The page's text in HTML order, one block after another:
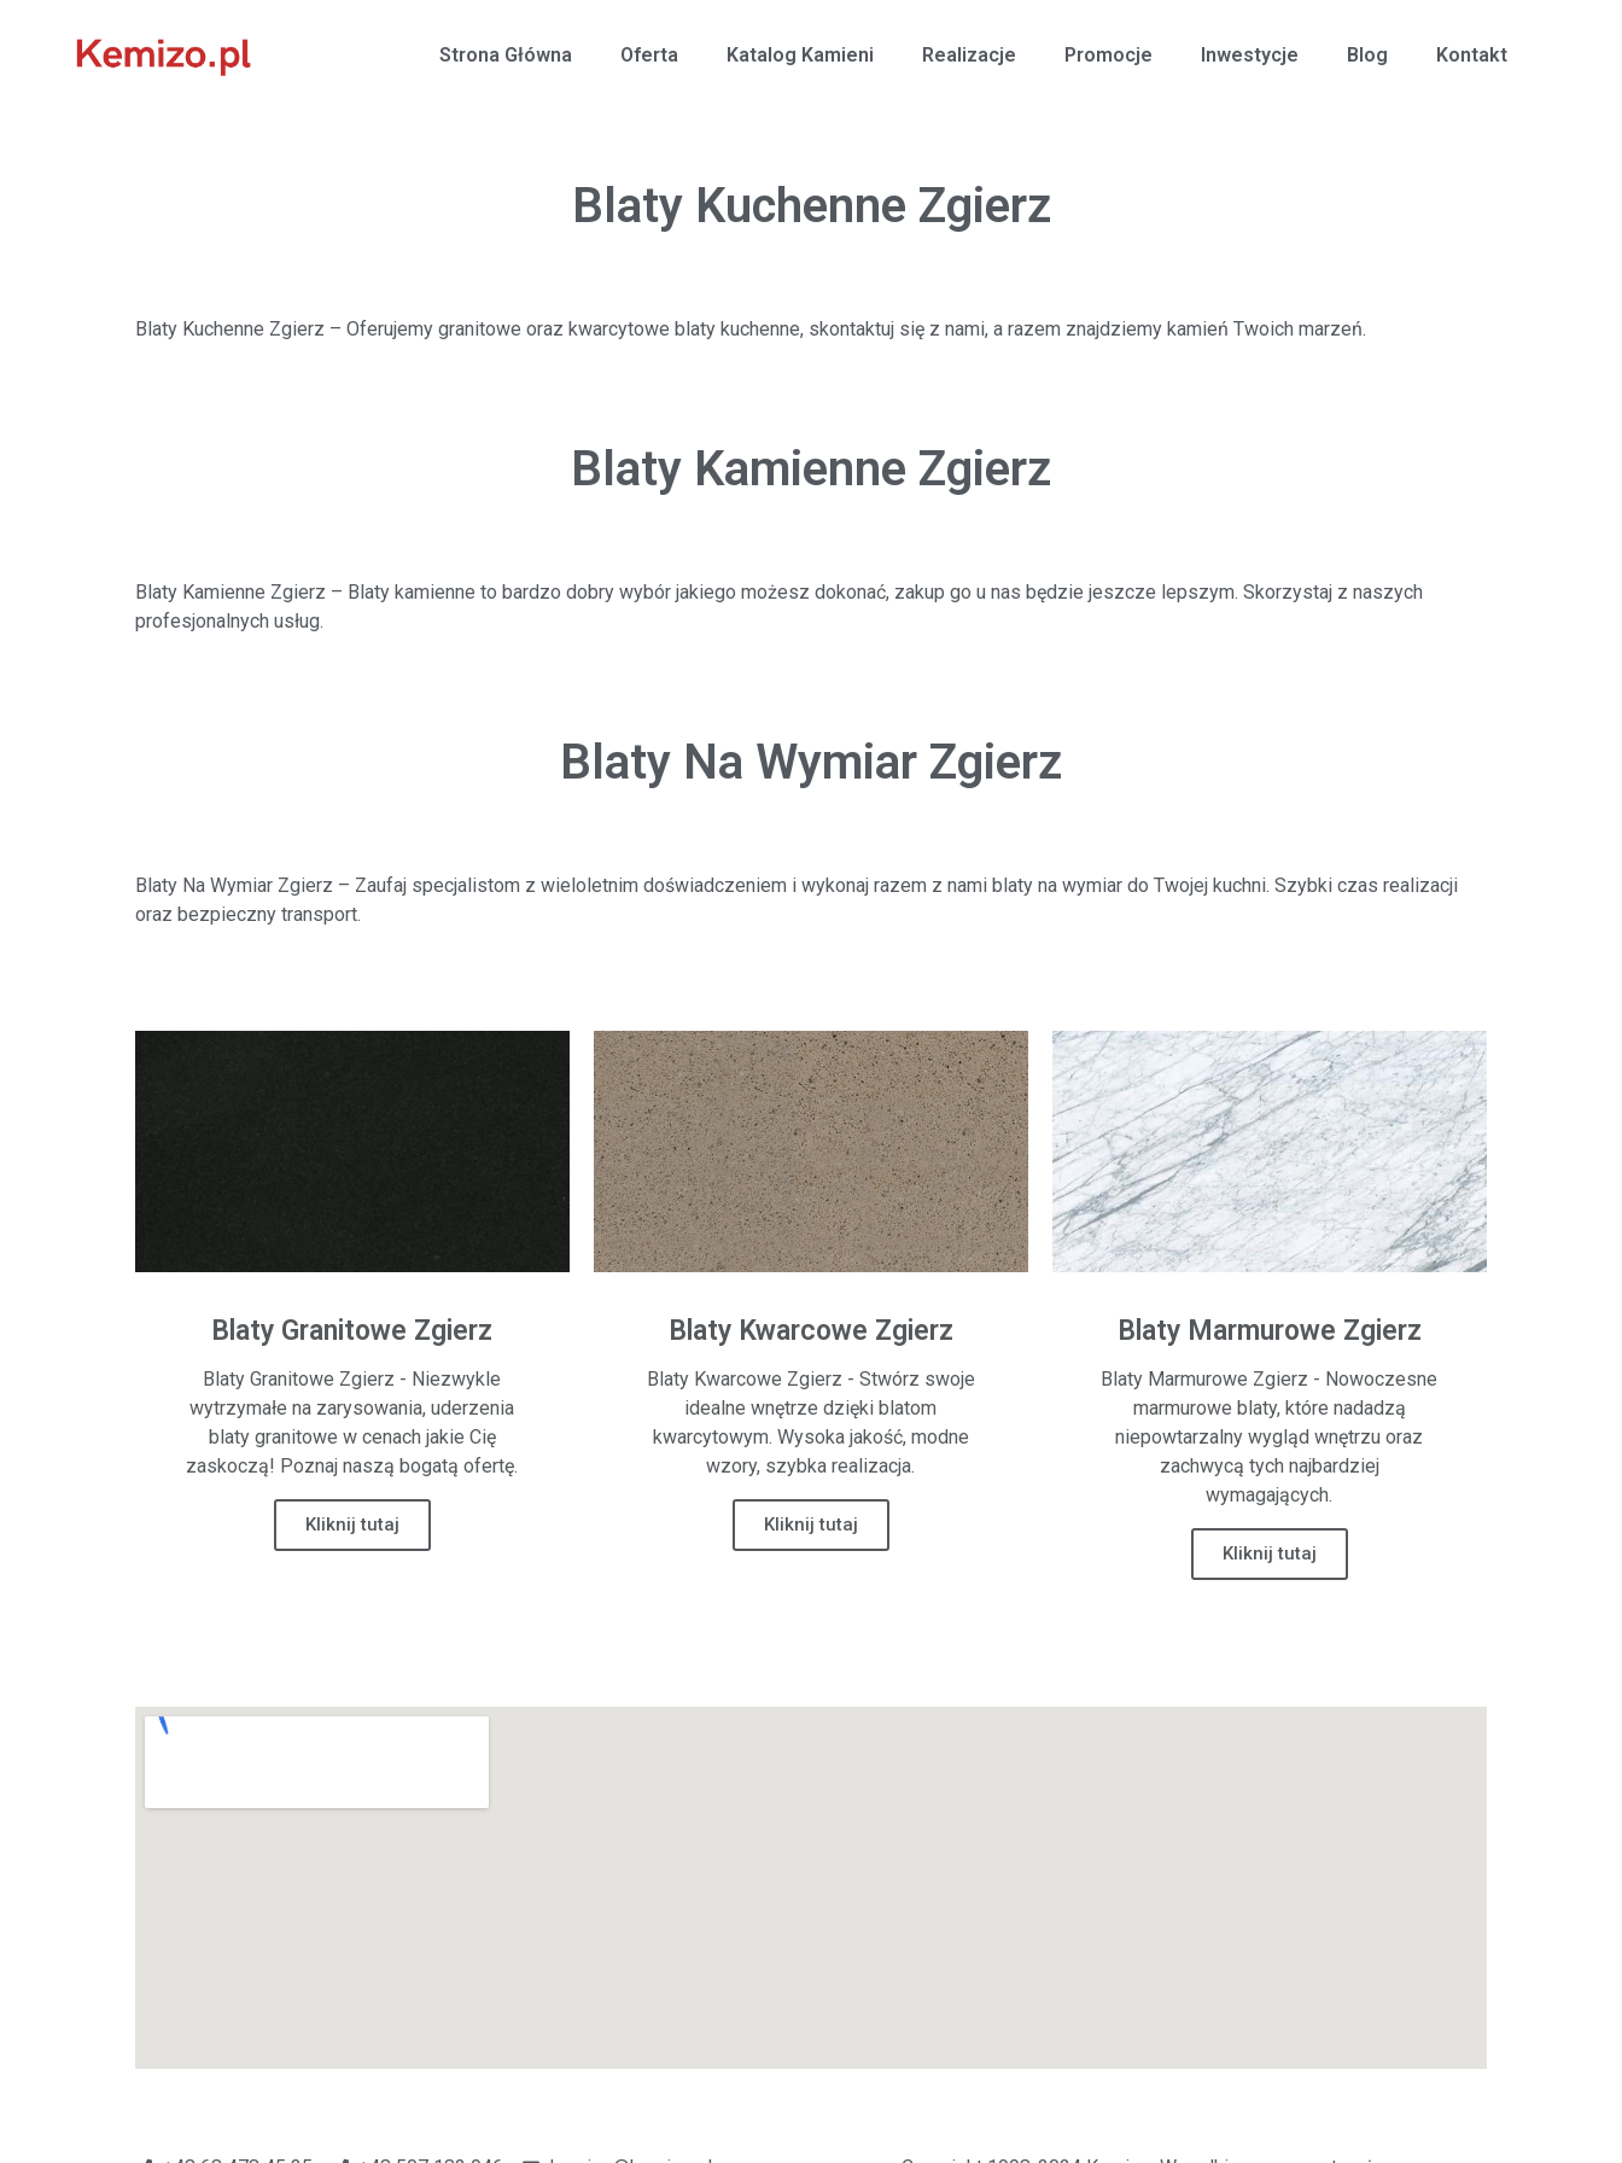
Strona Główna Oferta Katalog Kamieni Realizacje Promocje Inwestycje Blog Kontakt
Blaty Kuchenne Zgierz
Blaty Kuchenne Zgierz – Oferujemy granitowe oraz kwarcytowe blaty kuchenne, skontaktuj się z nami, a razem znajdziemy kamień Twoich marzeń.
Blaty Kamienne Zgierz
Blaty Kamienne Zgierz – Blaty kamienne to bardzo dobry wybór jakiego możesz dokonać, zakup go u nas będzie jeszcze lepszym. Skorzystaj z naszych
profesjonalnych usług.
Blaty Na Wymiar Zgierz
Blaty Na Wymiar Zgierz – Zaufaj specjalistom z wieloletnim doświadczeniem i wykonaj razem z nami blaty na wymiar do Twojej kuchni. Szybki czas realizacji
oraz bezpieczny transport.
Blaty Granitowe Zgierz
Blaty Granitowe Zgierz - Niezwykle
wytrzymałe na zarysowania, uderzenia
blaty granitowe w cenach jakie Cię
zaskoczą! Poznaj naszą bogatą ofertę.
Kliknij tutaj
Blaty Kwarcowe Zgierz
Blaty Kwarcowe Zgierz - Stwórz swoje
idealne wnętrze dzięki blatom
kwarcytowym. Wysoka jakość, modne
wzory, szybka realizacja.
Kliknij tutaj
Blaty Marmurowe Zgierz
Blaty Marmurowe Zgierz - Nowoczesne
marmurowe blaty, które nadadzą
niepowtarzalny wygląd wnętrzu oraz
zachwycą tych najbardziej
wymagających.
Kliknij tutaj